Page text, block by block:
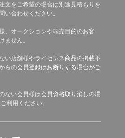
文をご希望の場合は別途見積もりを
い合わせください。
、オークションや転売目的のお客
ません。
い店舗様やライセンス商品の掲載不
らの会員登録はお断りする場合がご
ない会員様は会員資格取り消しの場
利用ください。